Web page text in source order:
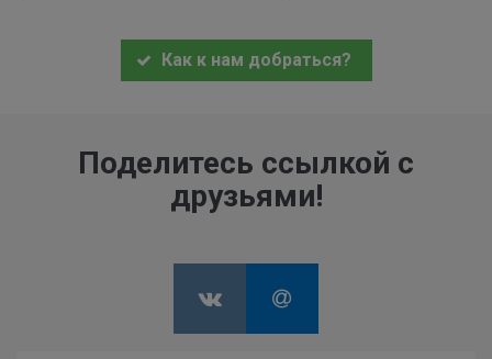
Как к нам добраться?
Поделитесь ссылкой с
друзьями!